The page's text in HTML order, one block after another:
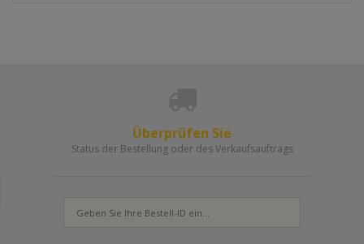
Überprüfen Sie
Status der Bestellung oder des Verkaufsauftrags